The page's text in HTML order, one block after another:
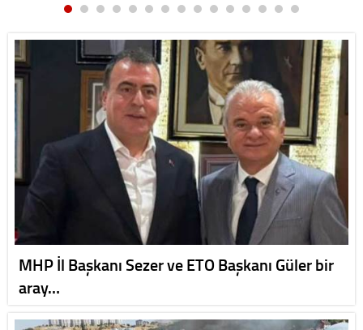
MHP İl Başkanı Sezer ve ETO Başkanı Güler bir
aray…